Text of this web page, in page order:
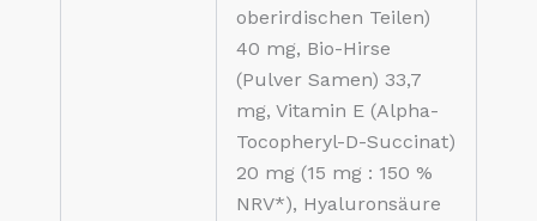
oberirdischen Teilen)
40 mg, Bio-Hirse
(Pulver Samen) 33,7
mg, Vitamin E (Alpha-
Tocopheryl-D-Succinat)
20 mg (15 mg : 150 %
NRV*), Hyaluronsäure